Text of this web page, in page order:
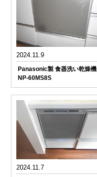
2024.11.9
Panasonic製 食器洗い乾燥機
NP-60MS8S
2024.11.7